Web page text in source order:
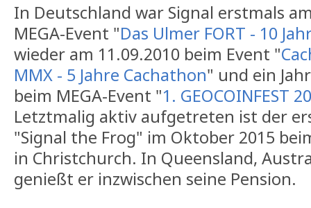
In Deutschland war Signal erstmals
MEGA-Event "Das Ulmer FORT - 10
wieder am 11.09.2010 beim Event "
MMX - 5 Jahre Cachathon" und ein
beim MEGA-Event "1. GEOCOINFEST
Letztmalig aktiv aufgetreten ist der
"Signal the Frog" im Oktober 2015
in Christchurch. In Queensland,
genießt er inzwischen seine Pension.